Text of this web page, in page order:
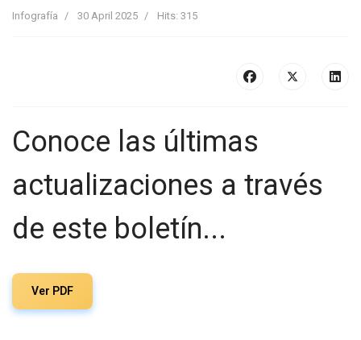
Infografía 30 April 2025 Hits: 315
Conoce las últimas
actualizaciones a través
de este boletín...
Ver PDF